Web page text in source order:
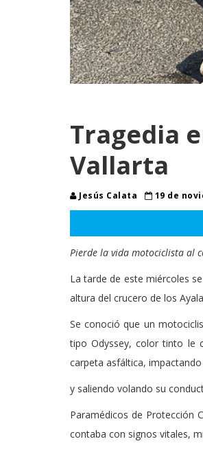
Tragedia
Vallarta
Jesús Calata 19 de
Pierde la vida motociclista al
La tarde de este miércoles
altura del crucero de los
Se conoció que un
tipo Odyssey, color tinto le
carpeta asfáltica,
y saliendo volando su
Paramédicos de Protección
contaba con signos vitales,